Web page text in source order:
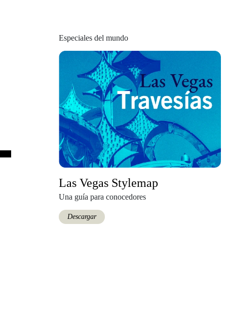
Especiales del mundo
Las Vegas Stylemap
Una guía para conocedores
Descargar